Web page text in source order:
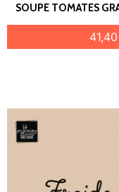
SOUPE TOMATES